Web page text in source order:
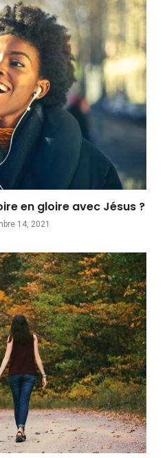
en gloire avec Jésus ?
14, 2021